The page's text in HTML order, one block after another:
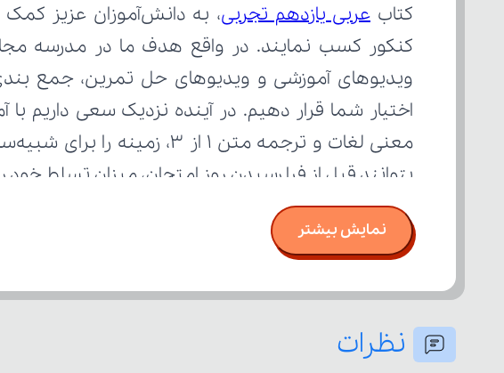
کتاب عربی یازدهم تجربی
بتوانند قبل از فرا رسیدن روز امتحان، میزان تسلط
نمایش بیشتر
نظرات